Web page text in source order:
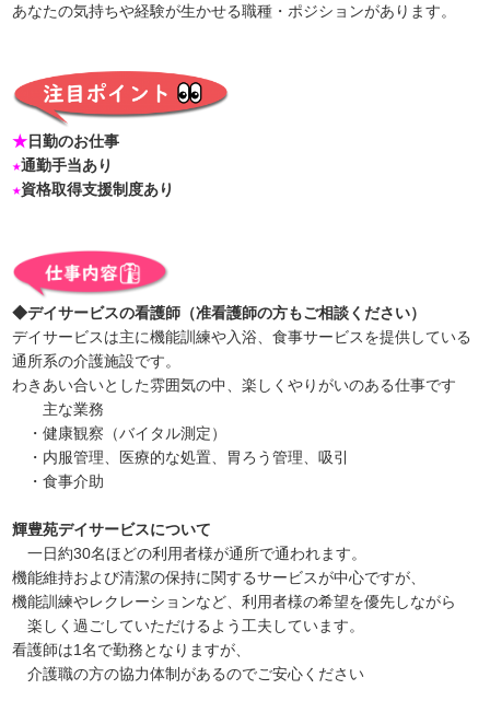
あなたの気持ちや経験が生かせる職種・ポジションがあります。
★日勤のお仕事
★通勤手当あり
★資格取得支援制度あり
◆デイサービスの看護師（准看護師の方もご相談ください）
デイサービスは主に機能訓練や入浴、食事サービスを提供している
通所系の介護施設です。
わきあい合いとした雰囲気の中、楽しくやりがいのある仕事です
主な業務
・健康観察（バイタル測定）
・内服管理、医療的な処置、胃ろう管理、吸引
・食事介助
輝豊苑デイサービスについて
一日約30名ほどの利用者様が通所で通われます。
機能維持および清潔の保持に関するサービスが中心ですが、
機能訓練やレクレーションなど、利用者様の希望を優先しながら
楽しく過ごしていただけるよう工夫しています。
看護師は1名で勤務となりますが、
介護職の方の協力体制があるのでご安心ください